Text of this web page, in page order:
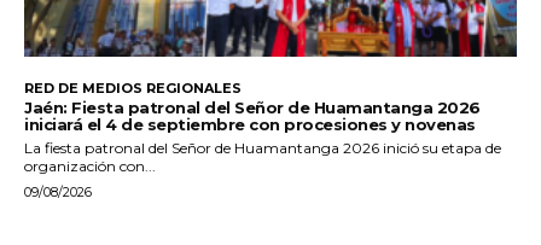
RED DE MEDIOS REGIONALES
Jaén: Fiesta patronal del Señor de Huamantanga 2026
iniciará el 4 de septiembre con procesiones y novenas
La fiesta patronal del Señor de Huamantanga 2026 inició su etapa de
organización con...
09/08/2026